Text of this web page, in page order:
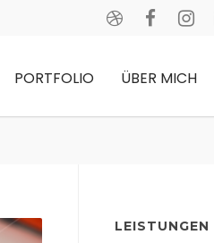
PORTFOLIO ÜBER MICH
LEISTUNGEN